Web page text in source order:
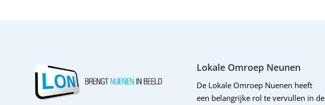
Lokale Omroep Neunen
De Lokale Omroep Nuenen heeft
een belangrijke rol te vervullen in de